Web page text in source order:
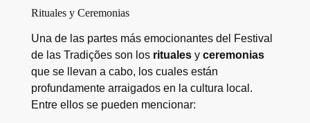
Rituales y Ceremonias
Una de las partes más emocionantes del Festival
de las Tradições son los ritualesy ceremonias
que se llevan a cabo, los cuales están
profundamente arraigados en la cultura local.
Entre ellos se pueden mencionar: